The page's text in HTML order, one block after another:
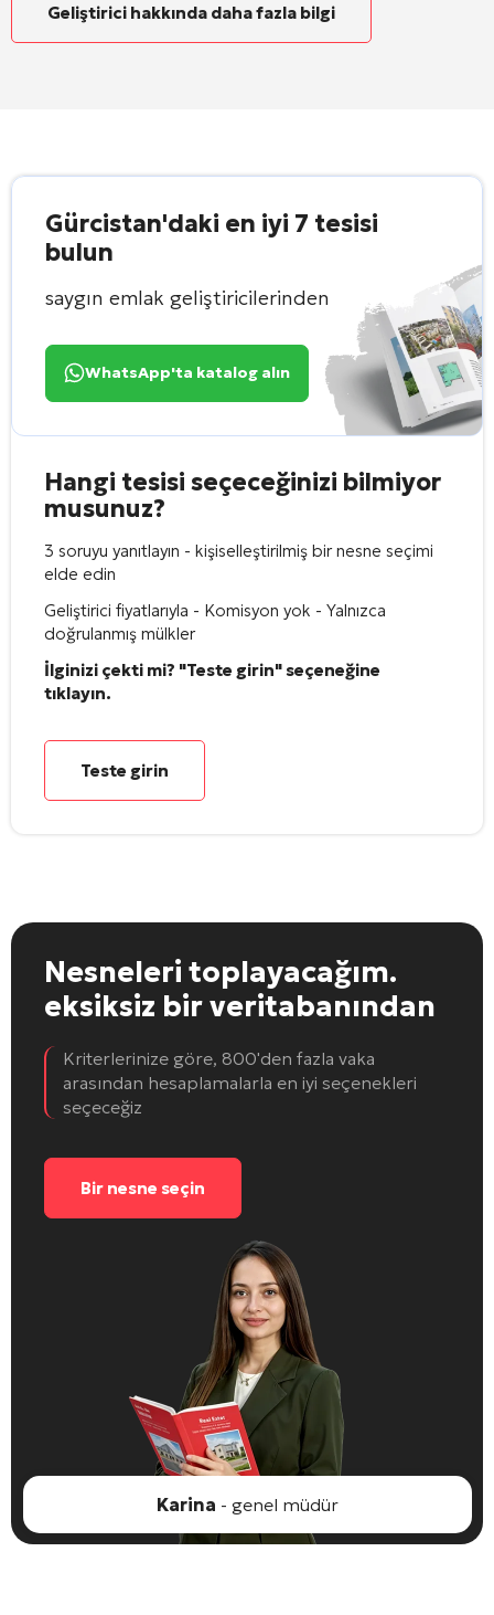
Geliştirici hakkında daha fazla bilgi
Gürcistan'daki en iyi 7 tesisi
bulun
saygın emlak geliştiricilerinden
WhatsApp'ta katalog alın
Hangi tesisi seçeceğinizi bilmiyor
musunuz?
3 soruyu yanıtlayın - kişiselleştirilmiş bir nesne seçimi
elde edin
Geliştirici fiyatlarıyla - Komisyon yok - Yalnızca
doğrulanmış mülkler
İlginizi çekti mi? "Teste girin" seçeneğine
tıklayın.
Teste girin
Nesneleri toplayacağım.
eksiksiz bir veritabanından
Kriterlerinize göre, 800'den fazla vaka
arasından hesaplamalarla en iyi seçenekleri
seçeceğiz
Bir nesne seçin
Karina - genel müdür